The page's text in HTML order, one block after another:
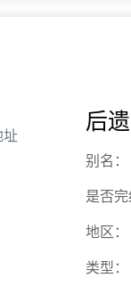
址
后
别名：
是否
地区：
类型：